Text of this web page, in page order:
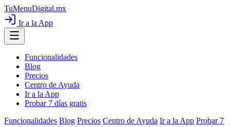
TuMenuDigital.mx
Ir a la App
Funcionalidades
Blog
Precios
Centro de Ayuda
Ir a la App
Probar 7 días gratis
Funcionalidades Blog Precios Centro de Ayuda Ir a la App Probar 7